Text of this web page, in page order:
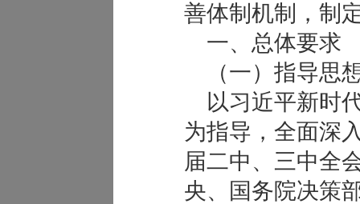
善体制机制，制
一、总体要求
（一）指导思
以习近平新时
为指导，全面深
届二中、三中全
央、国务院决策